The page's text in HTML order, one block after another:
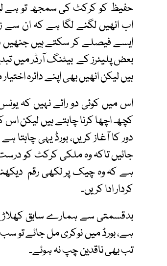
حفیظ کو کرکٹ کی سمجھ تو ہے لیکن
اب انھیں لگنے لگا ہے کہ ان سے
ایسے فیصلے کر سکتے ہیں
بعض پلیئرز کے بیٹنگ آرڈر میں
ہیں لیکن انھیں بھی اپنے دائرہ
اس میں کوئی دو رائے نہیں کہ
کچھ اچھا کرنا چاہتے ہیں لیکن اس
دور کا آغاز کریں، بورڈ یہی
جائیں تاکہ وہ ملکی کرکٹ کو
ہے کہ وہ چیک پر لکھی رقم
کردار ادا کریں۔
بدقسمتی سے ہمارے سابق
ہے، بورڈ میں نوکری مل جائے تو سب
تب بھی ناقدین چپ نہ ہوئے۔